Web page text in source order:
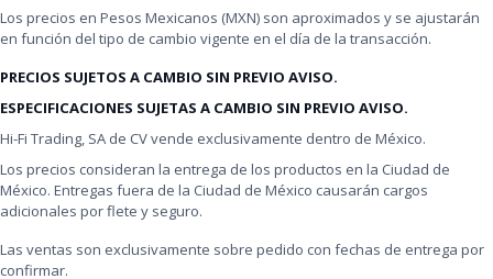
Los precios en Pesos Mexicanos (MXN) son aproximados y se ajustarán
en función del tipo de cambio vigente en el día de la transacción.
PRECIOS SUJETOS A CAMBIO SIN PREVIO AVISO.
ESPECIFICACIONES SUJETAS A CAMBIO SIN PREVIO AVISO.
Hi-Fi Trading, SA de CV vende exclusivamente dentro de México.
Los precios consideran la entrega de los productos en la Ciudad de
México. Entregas fuera de la Ciudad de México causarán cargos
adicionales por flete y seguro.
Las ventas son exclusivamente sobre pedido con fechas de entrega por
confirmar.